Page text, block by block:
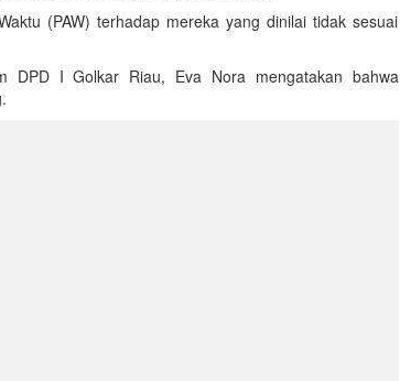
(PAW) terhadap mereka yang dinilai tidak sesuai
DPD I Golkar Riau, Eva Nora mengatakan bahwa